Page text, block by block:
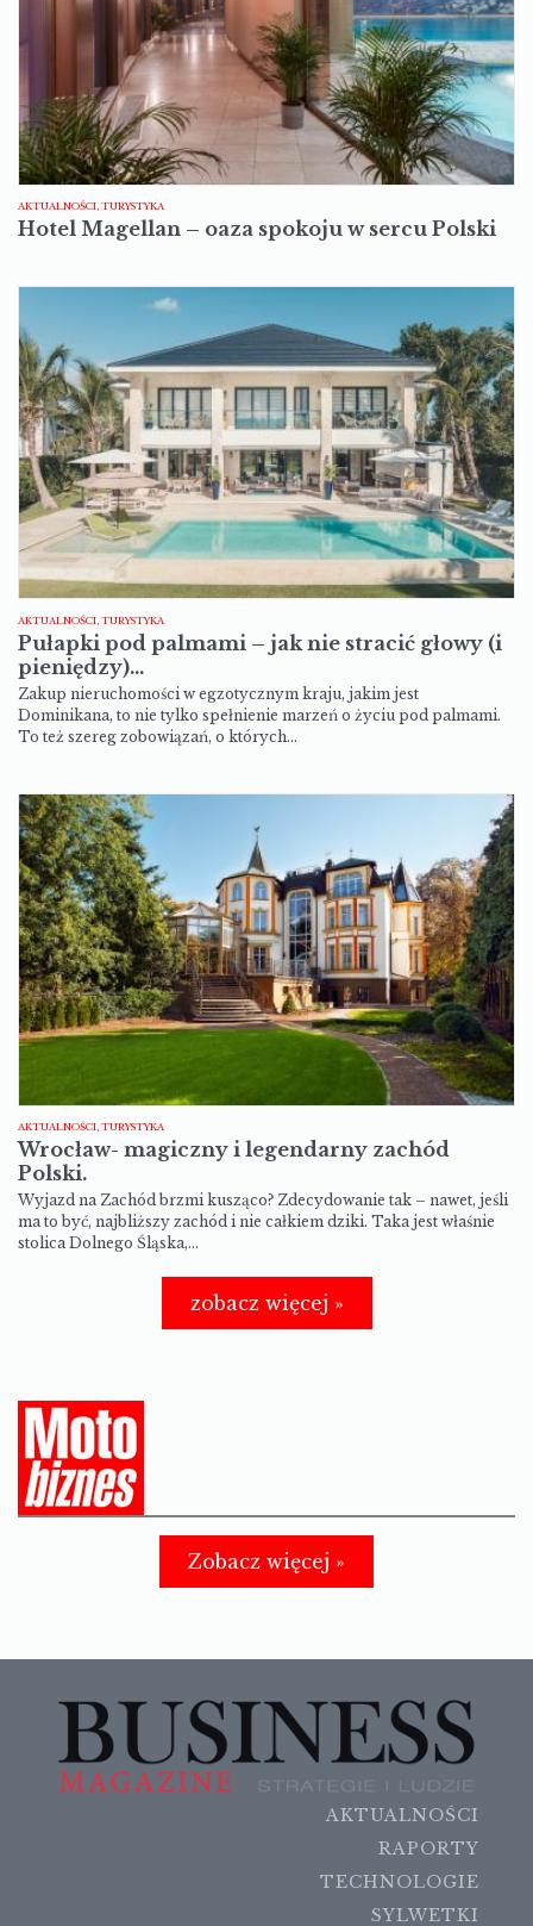
AKTUALNOŚCI, TURYSTYKA
Hotel Magellan – oaza spokoju w sercu Polski
AKTUALNOŚCI, TURYSTYKA
Pułapki pod palmami – jak nie stracić głowy (i
pieniędzy)…
Zakup nieruchomości w egzotycznym kraju, jakim jest
Dominikana, to nie tylko spełnienie marzeń o życiu pod palmami.
To też szereg zobowiązań, o których…
AKTUALNOŚCI, TURYSTYKA
Wrocław- magiczny i legendarny zachód
Polski.
Wyjazd na Zachód brzmi kusząco? Zdecydowanie tak – nawet, jeśli
ma to być, najbliższy zachód i nie całkiem dziki. Taka jest właśnie
stolica Dolnego Śląska,…
zobacz więcej »
Zobacz więcej »
AKTUALNOŚCI
RAPORTY
TECHNOLOGIE
SYLWETKI